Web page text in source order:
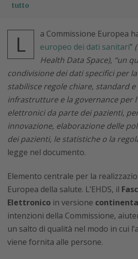
tutto
L a Commissione Europea
europeo dei dati sanitari”
Health Data Space), “un
condivisione dei dati specifici per
stabilisce regole chiare, standard
infrastrutture e la governance per
elettronici da parte dei pazienti,
innovazione, elaborazione delle
dei pazienti, le statistiche o la
legge nel documento.
Elemento centrale per la
Europea della salute. L’EHDS, il
Elettronico in versione
intenzioni della Commissione,
un salto di qualità nel modo in cui
viene fornita alle persone.